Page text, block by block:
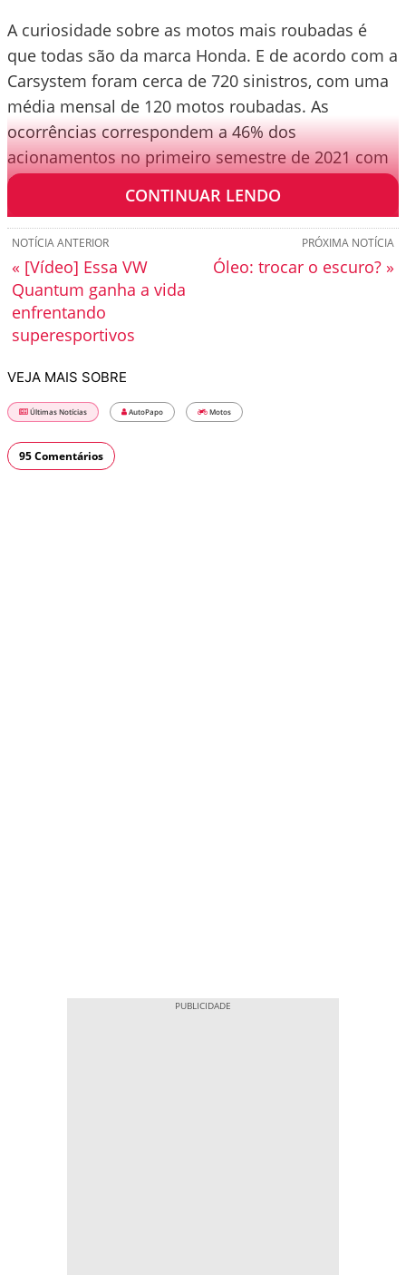
A curiosidade sobre as motos mais roubadas é
que todas são da marca Honda. E de acordo com a
Carsystem foram cerca de 720 sinistros, com uma
média mensal de 120 motos roubadas. As
ocorrências correspondem a 46% dos
acionamentos no primeiro semestre de 2021 com
1.600 chamados.
CONTINUAR LENDO
PRÓXIMA NOTÍCIA
Óleo: trocar o escuro? »
NOTÍCIA ANTERIOR
« [Vídeo] Essa VW
Quantum ganha a vida
enfrentando
superesportivos
VEJA MAIS SOBRE
Últimas Notícias AutoPapo Motos
95 Comentários